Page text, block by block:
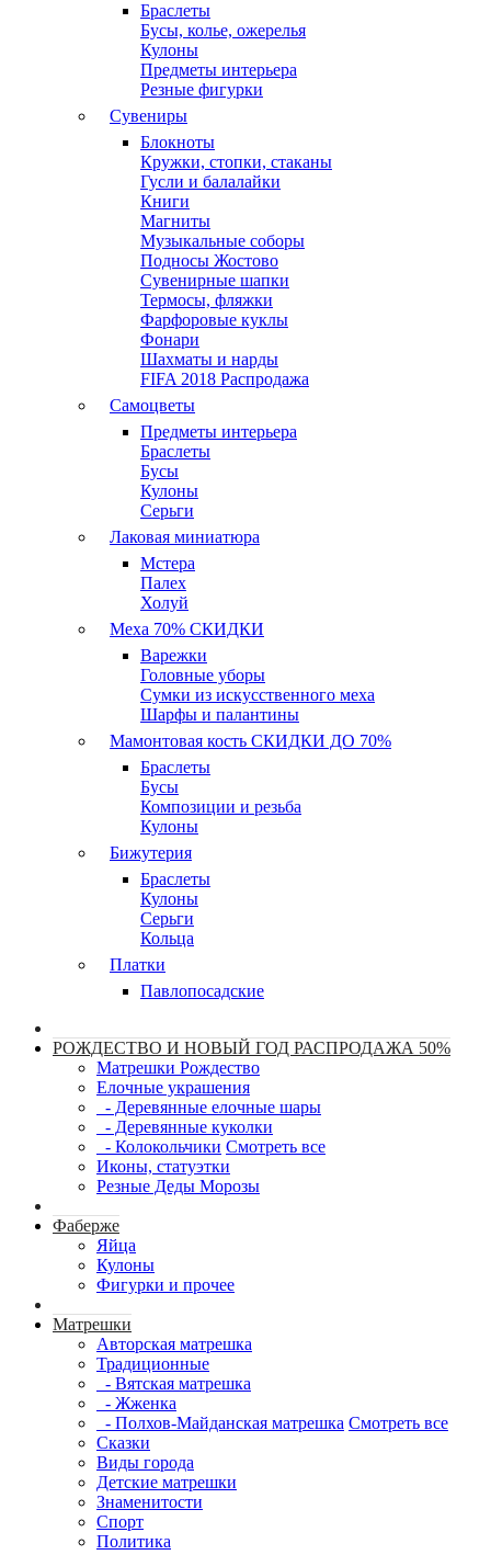
Браслеты
Бусы, колье, ожерелья
Кулоны
Предметы интерьера
Резные фигурки
Сувениры
Блокноты
Кружки, стопки, стаканы
Гусли и балалайки
Книги
Магниты
Музыкальные соборы
Подносы Жостово
Сувенирные шапки
Термосы, фляжки
Фарфоровые куклы
Фонари
Шахматы и нарды
FIFA 2018 Распродажа
Самоцветы
Предметы интерьера
Браслеты
Бусы
Кулоны
Серьги
Лаковая миниатюра
Мстера
Палех
Холуй
Меха 70% СКИДКИ
Варежки
Головные уборы
Сумки из искусственного меха
Шарфы и палантины
Мамонтовая кость СКИДКИ ДО 70%
Браслеты
Бусы
Композиции и резьба
Кулоны
Бижутерия
Браслеты
Кулоны
Серьги
Кольца
Платки
Павлопосадские
РОЖДЕСТВО И НОВЫЙ ГОД РАСПРОДАЖА 50%
Матрешки Рождество
Елочные украшения
- Деревянные елочные шары
- Деревянные куколки
- Колокольчики Смотреть все
Иконы, статуэтки
Резные Деды Морозы
Фаберже
Яйца
Кулоны
Фигурки и прочее
Матрешки
Авторская матрешка
Традиционные
- Вятская матрешка
- Жженка
- Полхов-Майданская матрешка Смотреть все
Сказки
Виды города
Детские матрешки
Знаменитости
Спорт
Политика